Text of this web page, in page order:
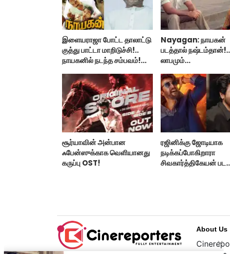
இளையராஜா போட்ட தாலாட்டு
குத்து பாட்டா மாறிடுச்சி!..
நாயகனில் நடந்த சம்பவம்!...
Nayagan: நாயகன்
படத்தால் நஷ்டம்தான்!..
லாபமும்
பேட்டி..
சூர்யாவின் அன்பான
ஃபேன்ஸுக்காக வெளியானது
கருப்பு OST!
ரஜினிக்கு ஜோடியாக
நடிக்கப்போகிறாரா
சிவகார்த்திகேயன் பட
About Us